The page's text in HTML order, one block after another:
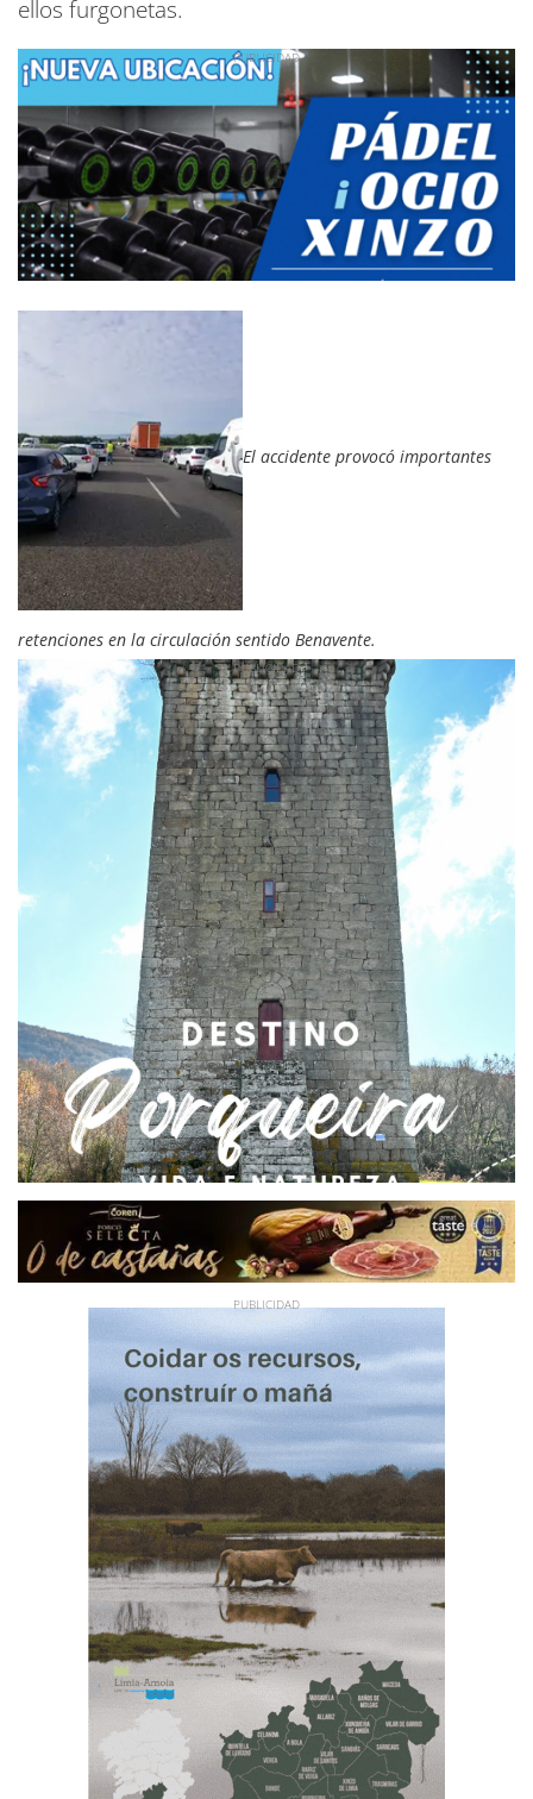
ellos furgonetas.
El accidente provocó importantes
retenciones en la circulación sentido Benavente.